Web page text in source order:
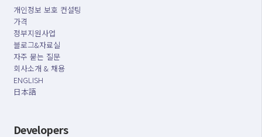
개인정보 보호 컨설팅
가격
정부지원사업
블로그&자료실
자주 묻는 질문
회사소개 & 채용
ENGLISH
日本語
Developers